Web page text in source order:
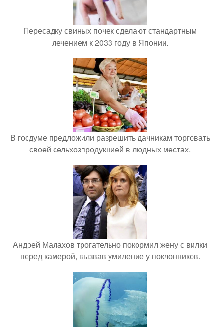
Пересадку свиных почек сделают стандартным
лечением к 2033 году в Японии.
В госдуме предложили разрешить дачникам торговать
своей сельхозпродукцией в людных местах.
Андрей Малахов трогательно покормил жену с вилки
перед камерой, вызвав умиление у поклонников.